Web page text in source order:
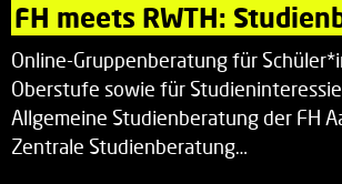
FH meets RWTH:
Online-Gruppenberatung für
Oberstufe sowie für
Allgemeine Studienberatung der FH
Zentrale Studienberatung…